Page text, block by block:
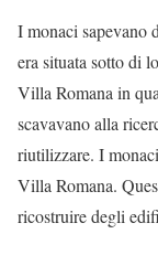
I monaci sapevano
era situata sotto di
Villa Romana in
scavavano alla
riutilizzare. I
Villa Romana.
ricostruire degli